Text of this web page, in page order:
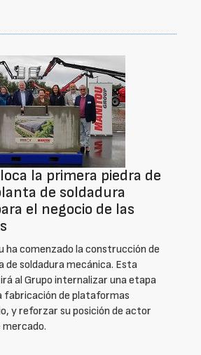
la primera piedra de
de soldadura
el negocio de las
ha comenzado la construcción de
de soldadura mecánica. Esta
al Grupo internalizar una etapa
fabricación de plataformas
y reforzar su posición de actor